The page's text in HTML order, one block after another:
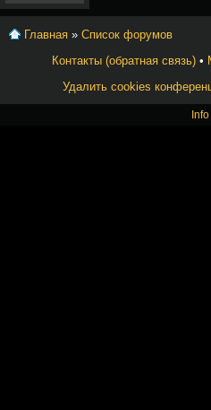
Главная » Список форумов
Контакты (обратная связь) •
Удалить cookies
Info